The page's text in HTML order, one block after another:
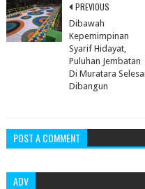
PREVIOUS
Dibawah
Kepemimpinan
Syarif Hidayat,
Puluhan Jembatan
Di Muratara Selesai
Dibangun
POST A COMMENT
ADV